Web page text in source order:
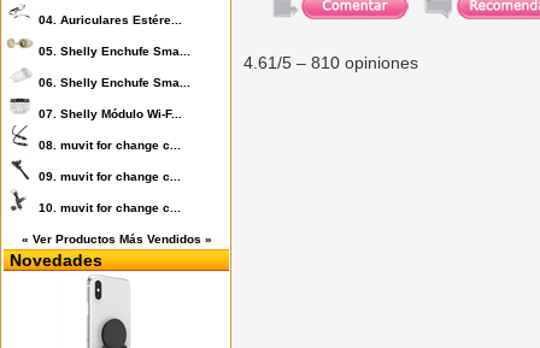
04. Auriculares Estére...
05. Shelly Enchufe Sma...
06. Shelly Enchufe Sma...
07. Shelly Módulo Wi-F...
08. muvit for change c...
09. muvit for change c...
10. muvit for change c...
« Ver Productos Más Vendidos »
Novedades
4.61/5 – 810 opiniones